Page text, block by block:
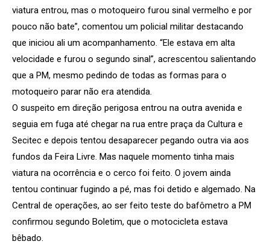
viatura entrou, mas o motoqueiro furou sinal vermelho e por
pouco não bate”, comentou um policial militar destacando
que iniciou ali um acompanhamento. “Ele estava em alta
velocidade e furou o segundo sinal”, acrescentou salientando
que a PM, mesmo pedindo de todas as formas para o
motoqueiro parar não era atendida.
O suspeito em direção perigosa entrou na outra avenida e
seguia em fuga até chegar na rua entre praça da Cultura e
Secitec e depois tentou desaparecer pegando outra via aos
fundos da Feira Livre. Mas naquele momento tinha mais
viatura na ocorrência e o cerco foi feito. O jovem ainda
tentou continuar fugindo a pé, mas foi detido e algemado. Na
Central de operações, ao ser feito teste do bafômetro a PM
confirmou segundo Boletim, que o motocicleta estava
bêbado.